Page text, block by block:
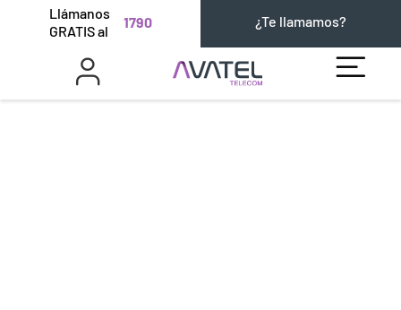
Llámanos
GRATIS al
1790 ¿Te llamamos?